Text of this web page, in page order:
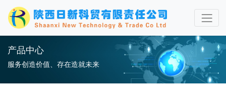
产品中心
服务创造价值、存在造就未来